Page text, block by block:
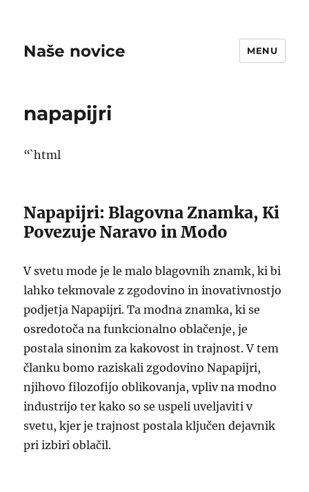
Naše novice MENU
napapijri
“`html
Napapijri: Blagovna Znamka, Ki
Povezuje Naravo in Modo
V svetu mode je le malo blagovnih znamk, ki bi
lahko tekmovale z zgodovino in inovativnostjo
podjetja Napapijri. Ta modna znamka, ki se
osredotoča na funkcionalno oblačenje, je
postala sinonim za kakovost in trajnost. V tem
članku bomo raziskali zgodovino Napapijri,
njihovo filozofijo oblikovanja, vpliv na modno
industrijo ter kako so se uspeli uveljaviti v
svetu, kjer je trajnost postala ključen dejavnik
pri izbiri oblačil.